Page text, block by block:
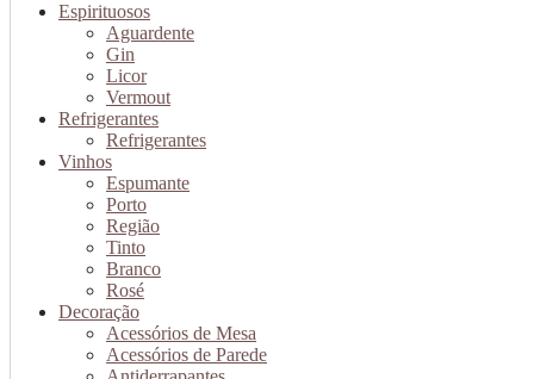
Espirituosos
Aguardente
Gin
Licor
Vermout
Refrigerantes
Refrigerantes
Vinhos
Espumante
Porto
Região
Tinto
Branco
Rosé
Decoração
Acessórios de Mesa
Acessórios de Parede